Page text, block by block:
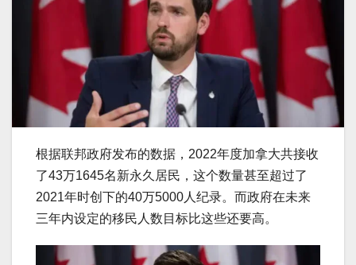
根据联邦政府发布的数据，2022年度加拿大共接收
了43万1645名新永久居民，这个数量甚至超过了
2021年时创下的40万5000人纪录。而政府在未来
三年内设定的移民人数目标比这些还要高。